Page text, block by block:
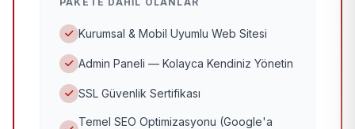
Kurumsal & Mobil Uyumlu Web Sitesi
Admin Paneli — Kolayca Kendiniz Yönetin
SSL Güvenlik Sertifikası
Temel SEO Optimizasyonu (Google'a